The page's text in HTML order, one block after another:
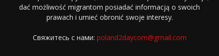
dać możliwość migrantom posiadać informacją o swoich
prawach i umieć obronić swoje interesy.
Свяжитесь с нами: poland2daycom@gmail.com